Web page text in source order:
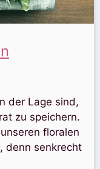
der Lage sind,
zu speichern.
floralen
denn senkrecht